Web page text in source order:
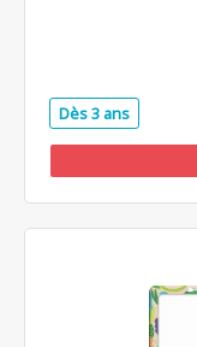
Dès 3 ans